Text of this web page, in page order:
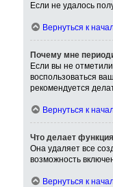
Если не удалось
Вернуться к
Почему мне
Если вы не
воспользоваться
рекомендуется
Вернуться к
Что делает
Она удаляет все
возможность
Вернуться к